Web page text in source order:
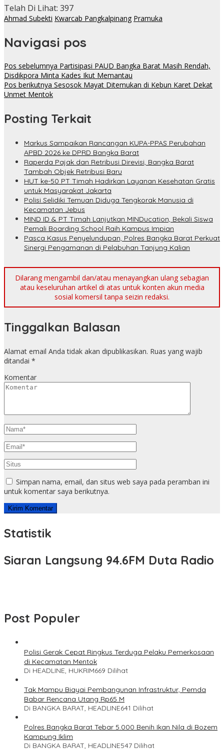
Telah Di Lihat: 397
Ahmad Subekti Kwarcab Pangkalpinang Pramuka
Navigasi pos
Pos sebelumnya Partisipasi PAUD Bangka Barat Masih Rendah,
Disdikpora Minta Kades Ikut Memantau
Pos berikutnya Sesosok Mayat Ditemukan di Kebun Karet Dekat
Unmet Mentok
Posting Terkait
Markus Sampaikan Rancangan KUPA-PPAS Perubahan
APBD 2026 ke DPRD Bangka Barat
Raperda Pajak dan Retribusi Direvisi, Bangka Barat
Tambah Objek Retribusi Baru
HUT ke-50 PT Timah Hadirkan Layanan Kesehatan Gratis
untuk Masyarakat Jakarta
Polisi Selidiki Temuan Diduga Tengkorak Manusia di
Kecamatan Jebus
MIND ID & PT Timah Lanjutkan MINDucation, Bekali Siswa
Pemali Boarding School Raih Kampus Impian
Pasca Kasus Penyelundupan, Polres Bangka Barat Perkuat
Sinergi Pengamanan di Pelabuhan Tanjung Kalian
Dilarang mengambil dan/atau menayangkan ulang sebagian
atau keseluruhan artikel di atas untuk konten akun media
sosial komersil tanpa seizin redaksi.
Tinggalkan Balasan
Alamat email Anda tidak akan dipublikasikan. Ruas yang wajib
ditandai *
Komentar
Simpan nama, email, dan situs web saya pada peramban ini
untuk komentar saya berikutnya.
Statistik
Siaran Langsung 94.6FM Duta Radio
Post Populer
Polisi Gerak Cepat Ringkus Terduga Pelaku Pemerkosaan
di Kecamatan Mentok
Di HEADLINE, HUKRIM669 Dilihat
Tak Mampu Biayai Pembangunan Infrastruktur, Pemda
Babar Rencana Utang Rp65 M
Di BANGKA BARAT, HEADLINE641 Dilihat
Polres Bangka Barat Tebar 5.000 Benih Ikan Nila di Bozem
Kampung Iklim
Di BANGKA BARAT, HEADLINE547 Dilihat